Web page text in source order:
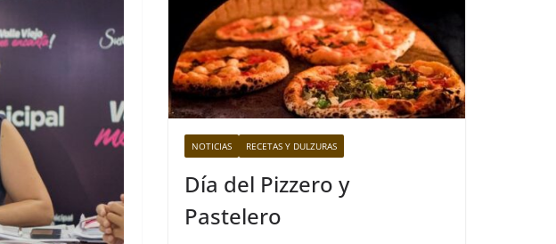
NOTICIAS RECETAS Y DULZURAS
Día del Pizzero y
Pastelero